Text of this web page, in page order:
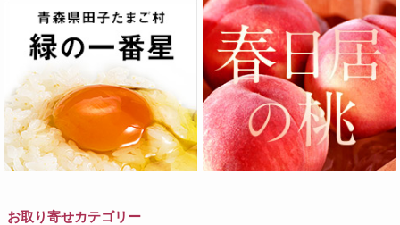
お取り寄せカテゴリー